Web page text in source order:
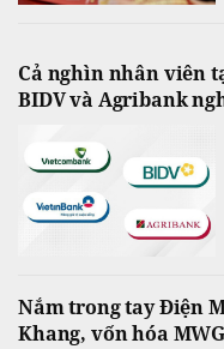
Cả nghìn nhân viên
BIDV và Agribank
Nắm trong tay Điện
Khang, vốn hóa